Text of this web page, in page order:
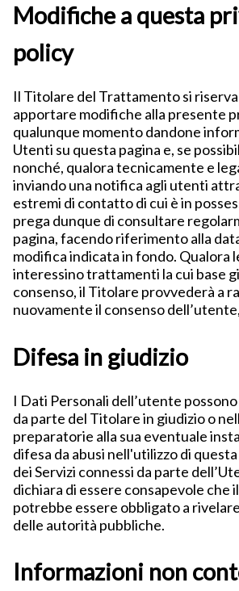
Modifiche a questa
policy
Il Titolare del Trattamento si
apportare modifiche alla presente
qualunque momento dandone
Utenti su questa pagina e, se
nonché, qualora tecnicamente e
inviando una notifica agli utenti
estremi di contatto di cui è in
prega dunque di consultare
pagina, facendo riferimento alla
modifica indicata in fondo. Qualora
interessino trattamenti la cui base
consenso, il Titolare provvederà a
nuovamente il consenso
Difesa in giudizio
I Dati Personali dell’utente
da parte del Titolare in giudizio o
preparatorie alla sua eventuale
difesa da abusi nell'utilizzo di
dei Servizi connessi da parte
dichiara di essere consapevole che
potrebbe essere obbligato a
delle autorità pubbliche.
Informazioni non